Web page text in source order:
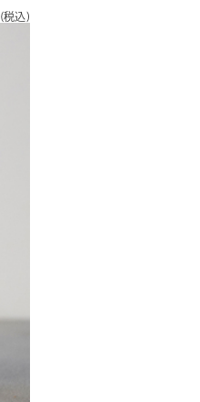
(税込)